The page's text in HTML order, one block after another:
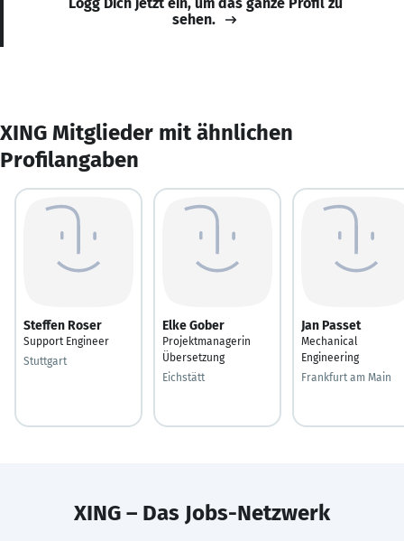
sehen.
XING Mitglieder mit ähnlichen
Profilangaben
Steffen Roser
Support Engineer
Stuttgart
Elke Gober
Projektmanagerin
Übersetzung
Eichstätt
Jan Passet
Mechanical
Engineering
Frankfurt am Main
XING – Das Jobs-Netzwerk